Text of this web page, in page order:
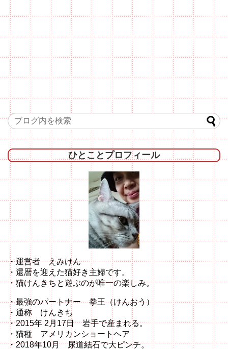
ひとことプロフィール
・運営者 えみけん
・還暦を迎えた猫好き主婦です。
・猫けんきちと遊ぶのが唯一の楽しみ。
・最強のパートナー 拳王（けんおう）
・通称 けんきち
・2015年 2月17日 岩手で産まれる。
・猫種 アメリカンショートヘア
・2018年10月 尿道結石で大ピンチ。